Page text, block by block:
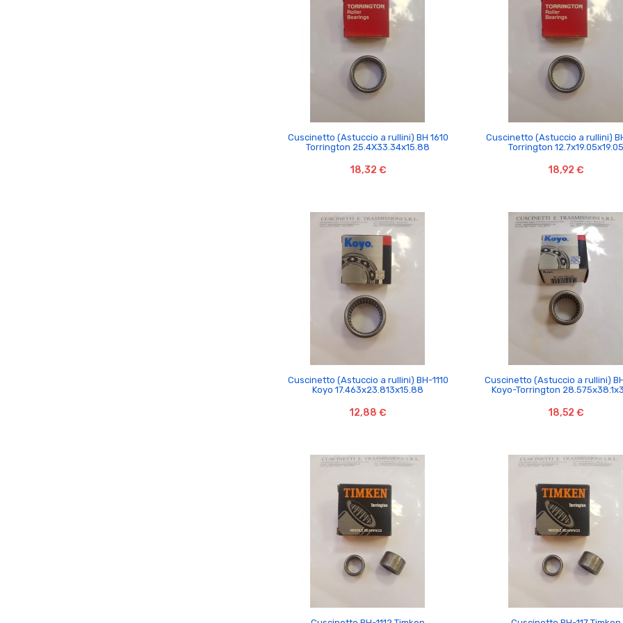

Cuscinetto (Astuccio a rullini) BH 1610
Torrington 25.4X33.34x15.88
18,32 €

Cuscinetto (Astuccio a rullini)
Torrington 12.7x19.05x19.05
18,92 €

Cuscinetto (Astuccio a rullini) BH-1110
Koyo 17.463x23.813x15.88
12,88 €

Cuscinetto (Astuccio a rullini)
Koyo-Torrington
18,52 €